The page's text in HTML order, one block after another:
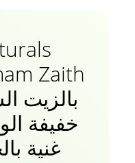
بالزيت
خفيفة
غنية